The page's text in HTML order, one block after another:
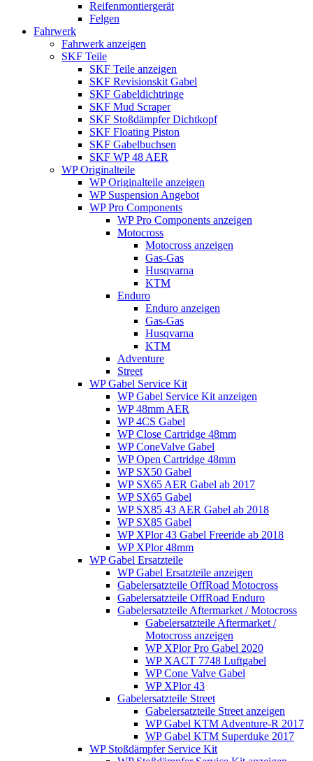
Reifenmontiergerät
Felgen
Fahrwerk
Fahrwerk anzeigen
SKF Teile
SKF Teile anzeigen
SKF Revisionskit Gabel
SKF Gabeldichtringe
SKF Mud Scraper
SKF Stoßdämpfer Dichtkopf
SKF Floating Piston
SKF Gabelbuchsen
SKF WP 48 AER
WP Originalteile
WP Originalteile anzeigen
WP Suspension Angebot
WP Pro Components
WP Pro Components anzeigen
Motocross
Motocross anzeigen
Gas-Gas
Husqvarna
KTM
Enduro
Enduro anzeigen
Gas-Gas
Husqvarna
KTM
Adventure
Street
WP Gabel Service Kit
WP Gabel Service Kit anzeigen
WP 48mm AER
WP 4CS Gabel
WP Close Cartridge 48mm
WP ConeValve Gabel
WP Open Cartridge 48mm
WP SX50 Gabel
WP SX65 AER Gabel ab 2017
WP SX65 Gabel
WP SX85 43 AER Gabel ab 2018
WP SX85 Gabel
WP XPlor 43 Gabel Freeride ab 2018
WP XPlor 48mm
WP Gabel Ersatzteile
WP Gabel Ersatzteile anzeigen
Gabelersatzteile OffRoad Motocross
Gabelersatzteile OffRoad Enduro
Gabelersatzteile Aftermarket / Motocross
Gabelersatzteile Aftermarket /
Motocross anzeigen
WP XPlor Pro Gabel 2020
WP XACT 7748 Luftgabel
WP Cone Valve Gabel
WP XPlor 43
Gabelersatzteile Street
Gabelersatzteile Street anzeigen
WP Gabel KTM Adventure-R 2017
WP Gabel KTM Superduke 2017
WP Stoßdämpfer Service Kit